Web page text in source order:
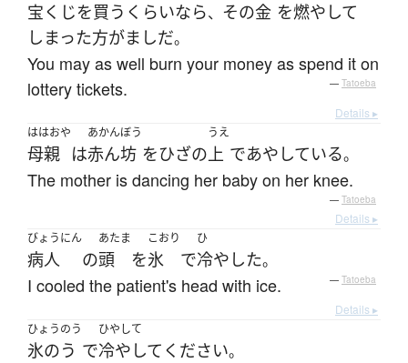
宝くじを買う くらいなら、 その金 を燃やして
しまった方がましだ。
You may as well burn your money as spend it on
lottery tickets.
— Tatoeba
Details ▸
ははおや
母親 は
あかんぼう
赤ん坊 をひざの
うえ
上 であやしている。
The mother is dancing her baby on her knee.
— Tatoeba
Details ▸
びょうにん
病人 の
あたま
頭 を
こおり
氷 で
ひ
冷やした。
I cooled the patient's head with ice. — Tatoeba
Details ▸
ひょうのう
氷のう で
ひやして
冷やして ください。